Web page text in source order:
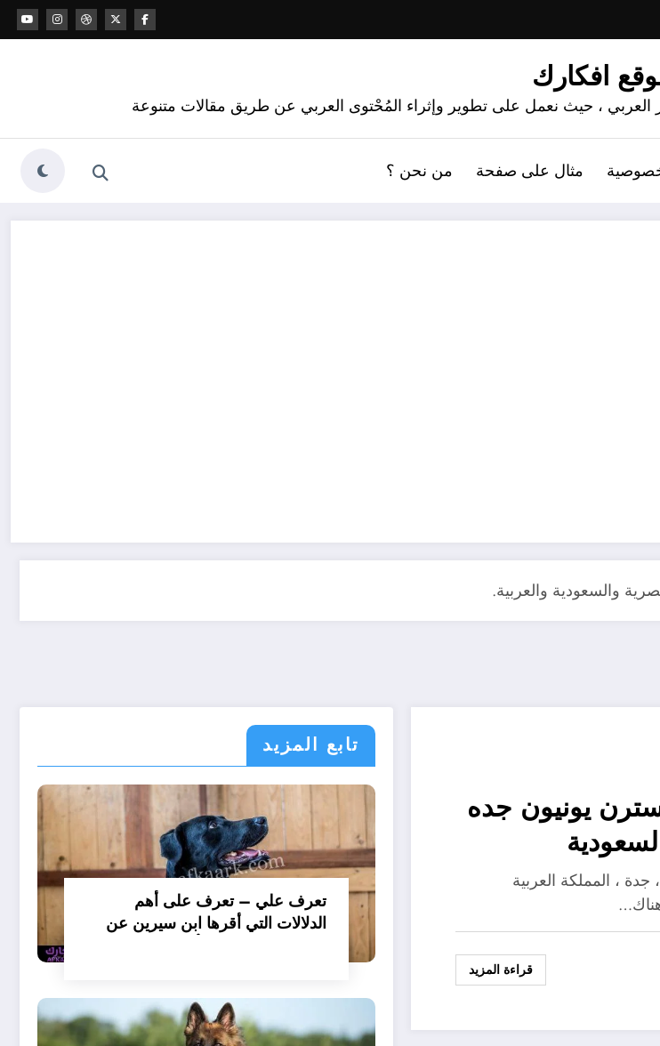
افكارك
العربي ، حيث نعمل على تطوير وإثراء المُحْتوى العربي عن طريق مقالات متنوعة
مثال على صفحة من نحن ؟
والسعودية والعربية.
ويسترن يونيون جده
، المملكة العربية
قراءة المزيد
تابع المزيد
تعرف علي – تعرف على أهم
الدلالات التي أقرها ابن سيرين عن